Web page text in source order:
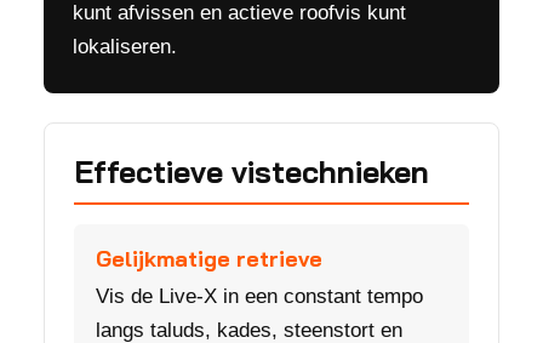
kunt afvissen en actieve roofvis kunt
lokaliseren.
Effectieve vistechnieken
Gelijkmatige retrieve
Vis de Live-X in een constant tempo
langs taluds, kades, steenstort en